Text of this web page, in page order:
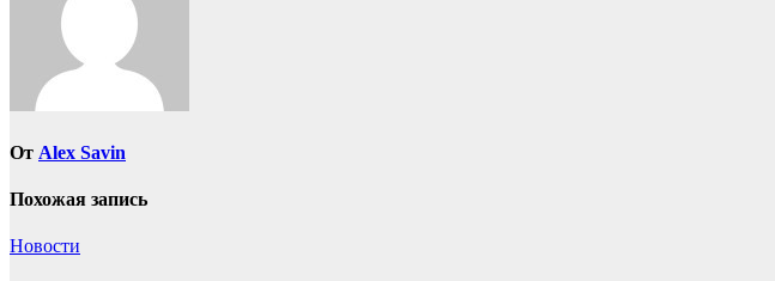
От Alex Savin
Похожая запись
Новости